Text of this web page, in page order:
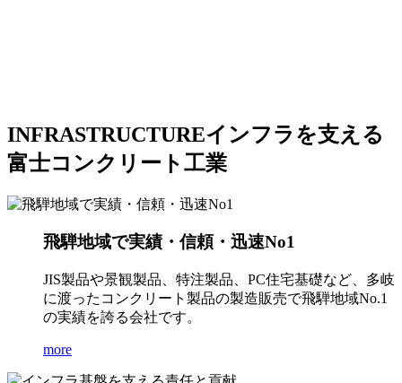
INFRASTRUCTUREインフラを支える
富士コンクリート工業
飛騨地域で実績・信頼・迅速No1
JIS製品や景観製品、特注製品、PC住宅基礎など、多岐
に渡ったコンクリート製品の製造販売で飛騨地域No.1
の実績を誇る会社です。
more